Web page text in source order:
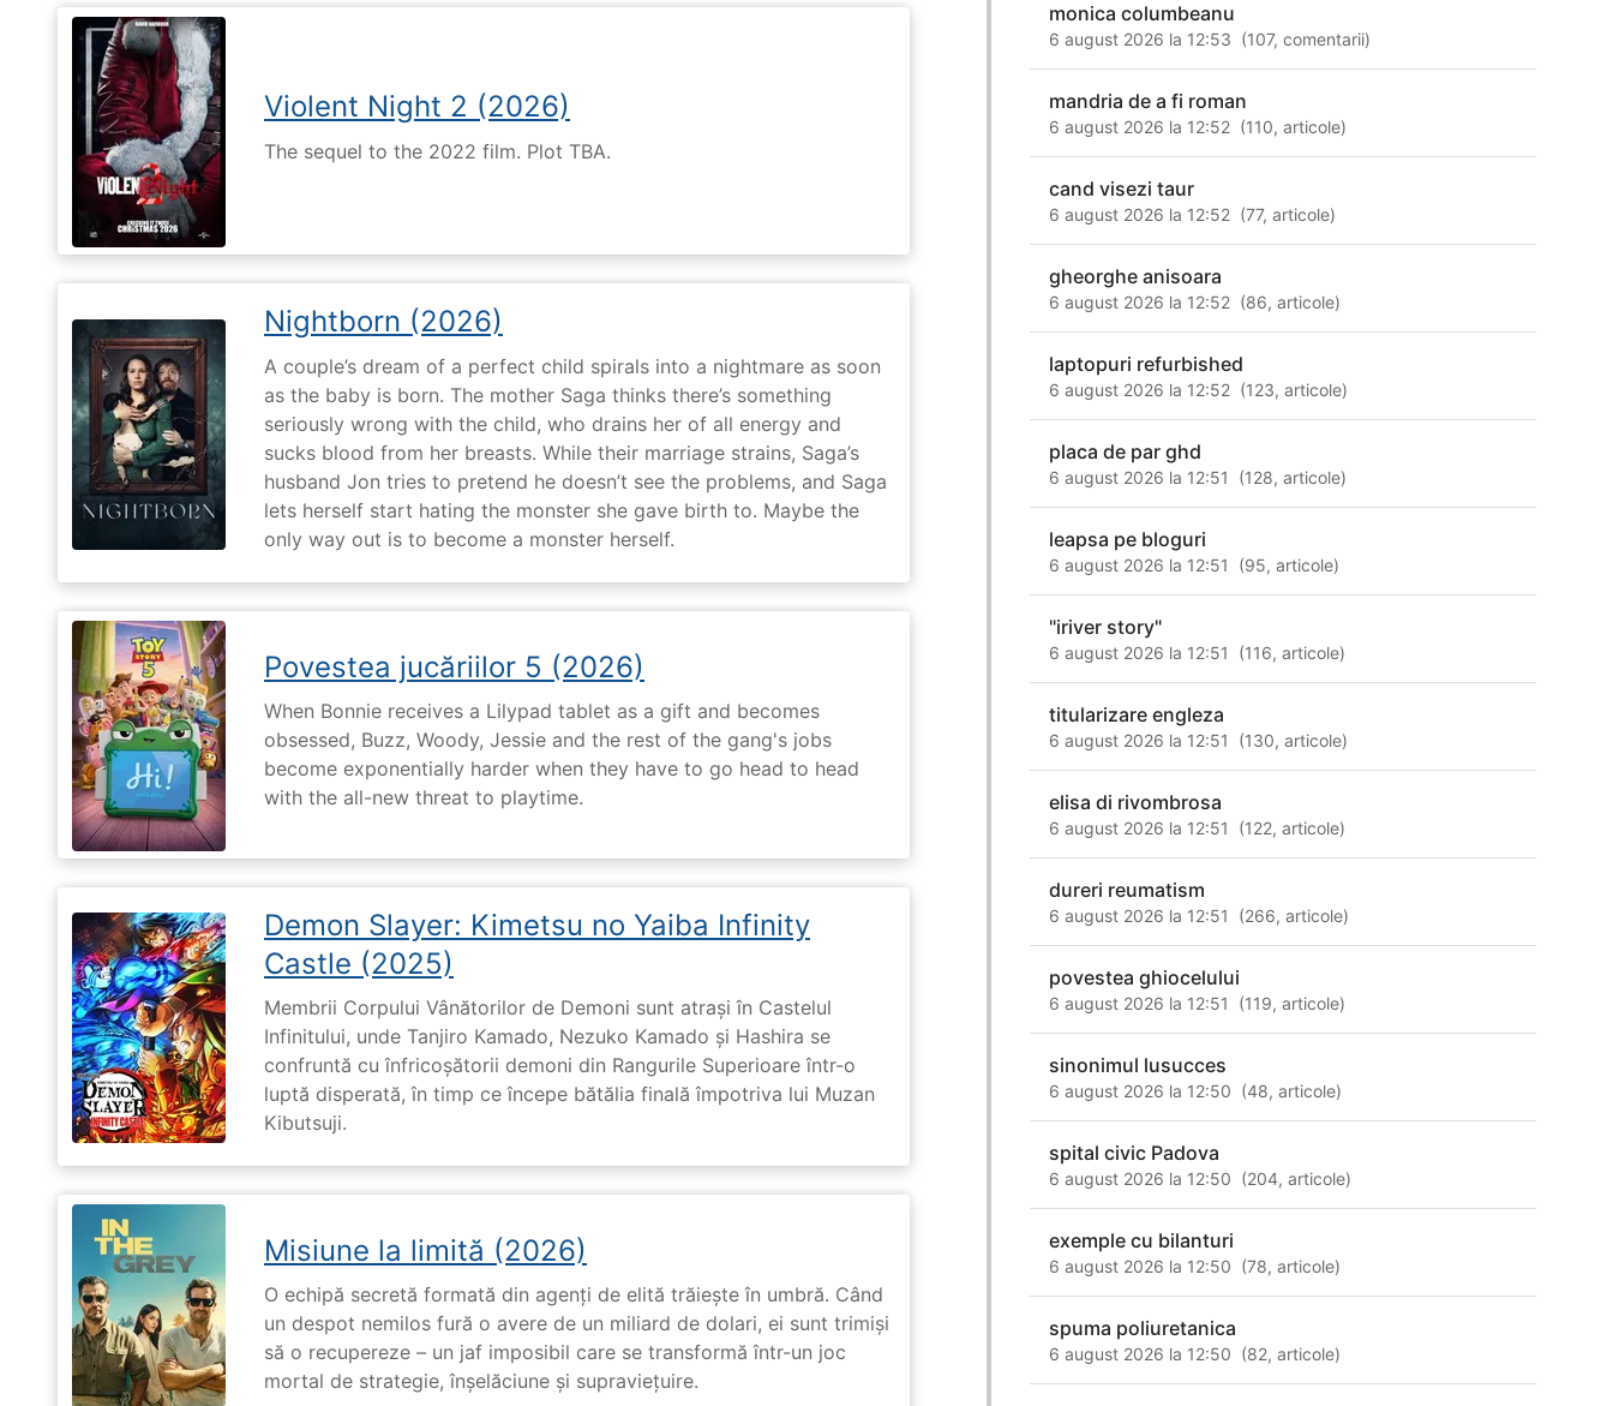
Violent Night 2 (2026)
The sequel to the 2022 film. Plot TBA.
Nightborn (2026)
A couple’s dream of a perfect child spirals into a nightmare as soon
as the baby is born. The mother Saga thinks there’s something
seriously wrong with the child, who drains her of all energy and
sucks blood from her breasts. While their marriage strains, Saga’s
husband Jon tries to pretend he doesn’t see the problems, and Saga
lets herself start hating the monster she gave birth to. Maybe the
only way out is to become a monster herself.
Povestea jucăriilor 5 (2026)
When Bonnie receives a Lilypad tablet as a gift and becomes
obsessed, Buzz, Woody, Jessie and the rest of the gang's jobs
become exponentially harder when they have to go head to head
with the all-new threat to playtime.
Demon Slayer: Kimetsu no Yaiba Infinity
Castle (2025)
Membrii Corpului Vânătorilor de Demoni sunt atrași în Castelul
Infinitului, unde Tanjiro Kamado, Nezuko Kamado și Hashira se
confruntă cu înfricoșătorii demoni din Rangurile Superioare într-o
luptă disperată, în timp ce începe bătălia finală împotriva lui Muzan
Kibutsuji.
Misiune la limită (2026)
O echipă secretă formată din agenți de elită trăiește în umbră. Când
un despot nemilos fură o avere de un miliard de dolari, ei sunt trimiși
să o recupereze – un jaf imposibil care se transformă într-un joc
mortal de strategie, înșelăciune și supraviețuire.
monica columbeanu
6 august 2026 la 12:53 (107,comentarii)
mandria de a fi roman
6 august 2026 la 12:52 (110,articole)
cand visezi taur
6 august 2026 la 12:52 (77,articole)
gheorghe anisoara
6 august 2026 la 12:52 (86,articole)
laptopuri refurbished
6 august 2026 la 12:52 (123,articole)
placa de par ghd
6 august 2026 la 12:51 (128,articole)
leapsa pe bloguri
6 august 2026 la 12:51 (95,articole)
"iriver story"
6 august 2026 la 12:51 (116,articole)
titularizare engleza
6 august 2026 la 12:51 (130,articole)
elisa di rivombrosa
6 august 2026 la 12:51 (122,articole)
dureri reumatism
6 august 2026 la 12:51 (266,articole)
povestea ghiocelului
6 august 2026 la 12:51 (119,articole)
sinonimul lusucces
6 august 2026 la 12:50 (48,articole)
spital civic Padova
6 august 2026 la 12:50 (204,articole)
exemple cu bilanturi
6 august 2026 la 12:50 (78,articole)
spuma poliuretanica
6 august 2026 la 12:50 (82,articole)